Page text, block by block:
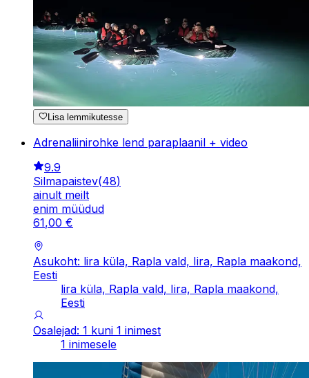
Lisa lemmikutesse
Adrenaliinirohke lend paraplaanil + video
9.9
Silmapaistev(48)
ainult meilt
enim müüdud
61,00 €
Asukoht: lira küla, Rapla vald, Iira, Rapla maakond,
Eesti
lira küla, Rapla vald, Iira, Rapla maakond,
Eesti
Osalejad: 1 kuni 1 inimest
1 inimesele